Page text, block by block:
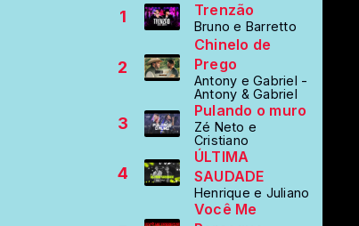
1 Trenzão
Bruno e Barretto
2
Chinelo de
Prego
Antony e Gabriel -
Antony & Gabriel
3
Pulando o muro
Zé Neto e
Cristiano
4
ÚLTIMA
SAUDADE
Henrique e Juliano
Você Me